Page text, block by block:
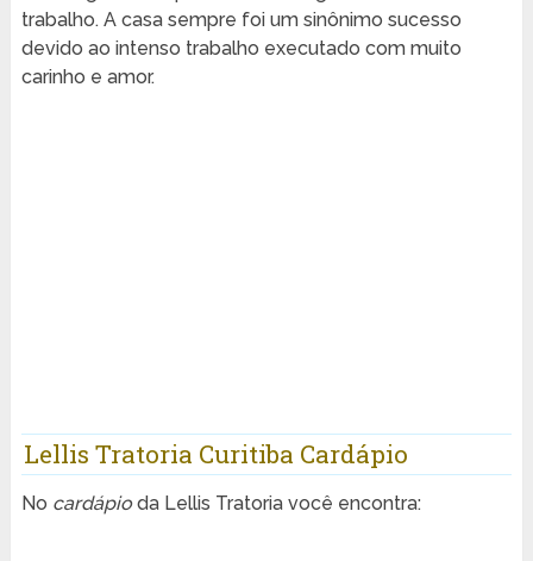
trabalho. A casa sempre foi um sinônimo sucesso
devido ao intenso trabalho executado com muito
carinho e amor.
Lellis Tratoria Curitiba Cardápio
No cardápioda Lellis Tratoria você encontra: